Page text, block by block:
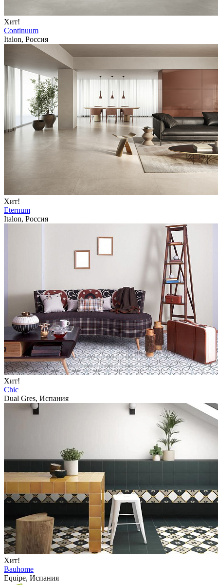
Хит!
Continuum
Italon, Россия
Хит!
Eternum
Italon, Россия
Хит!
Chic
Dual Gres, Испания
Хит!
Bauhome
Equipe, Испания